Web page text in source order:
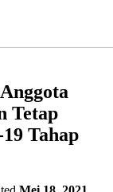
Tetap
Tahap